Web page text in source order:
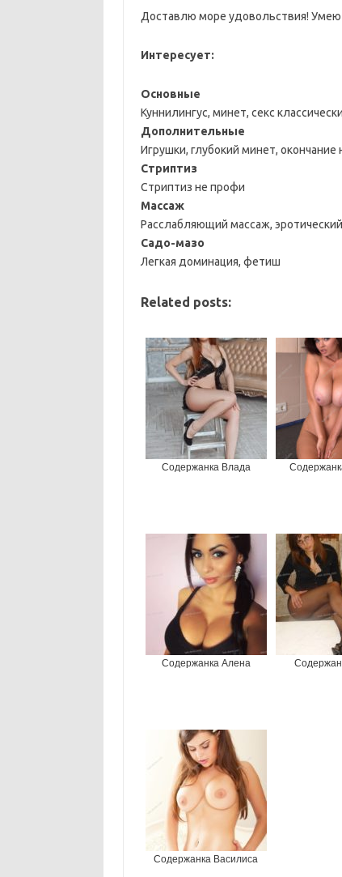
Доставлю море удовольствия! Умею
Интересует:
Основные
Куннилингус, минет, секс
Дополнительные
Игрушки, глубокий минет, окончание
Стриптиз
Стриптиз не профи
Массаж
Расслабляющий массаж,
Садо-мазо
Легкая доминация, фетиш
Related posts:
Содержанка Влада
Содержанка Алена
Содержанка Василиса